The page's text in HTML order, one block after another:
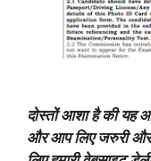
दोस्तों आशा है की यह
और आप लिए जरुरी और